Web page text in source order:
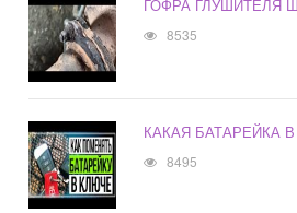
ГОФРА ГЛУШИТЕЛЯ
8535
КАКАЯ БАТАРЕЙКА
8495